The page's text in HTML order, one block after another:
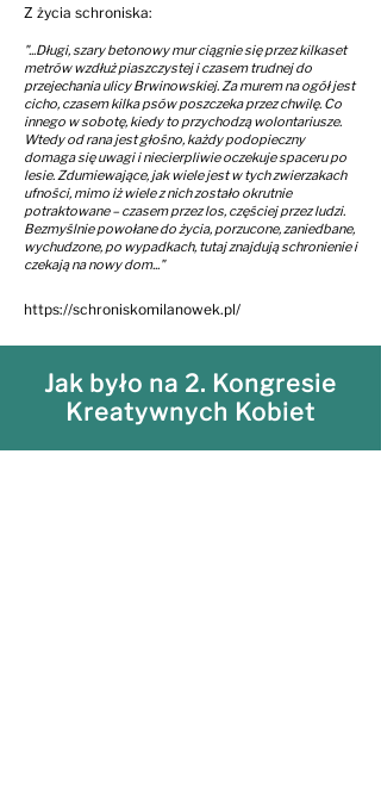
Z życia schroniska:
"...Długi, szary betonowy mur ciągnie się przez kilkaset
metrów wzdłuż piaszczystej i czasem trudnej do
przejechania ulicy Brwinowskiej. Za murem na ogół jest
cicho, czasem kilka psów poszczeka przez chwilę. Co
innego w sobotę, kiedy to przychodzą wolontariusze.
Wtedy od rana jest głośno, każdy podopieczny
domaga się uwagi i niecierpliwie oczekuje spaceru po
lesie. Zdumiewające, jak wiele jest w tych zwierzakach
ufności, mimo iż wiele z nich zostało okrutnie
potraktowane – czasem przez los, częściej przez ludzi.
Bezmyślnie powołane do życia, porzucone, zaniedbane,
wychudzone, po wypadkach, tutaj znajdują schronienie i
czekają na nowy dom..."
https://schroniskomilanowek.pl/
Jak było na 2. Kongresie
Kreatywnych Kobiet